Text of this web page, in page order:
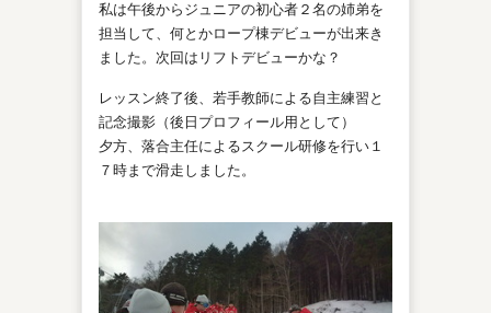
私は午後からジュニアの初心者２名の姉弟を
担当して、何とかロープ棟デビューが出来き
ました。次回はリフトデビューかな？
レッスン終了後、若手教師による自主練習と
記念撮影（後日プロフィール用として）
夕方、落合主任によるスクール研修を行い１
７時まで滑走しました。